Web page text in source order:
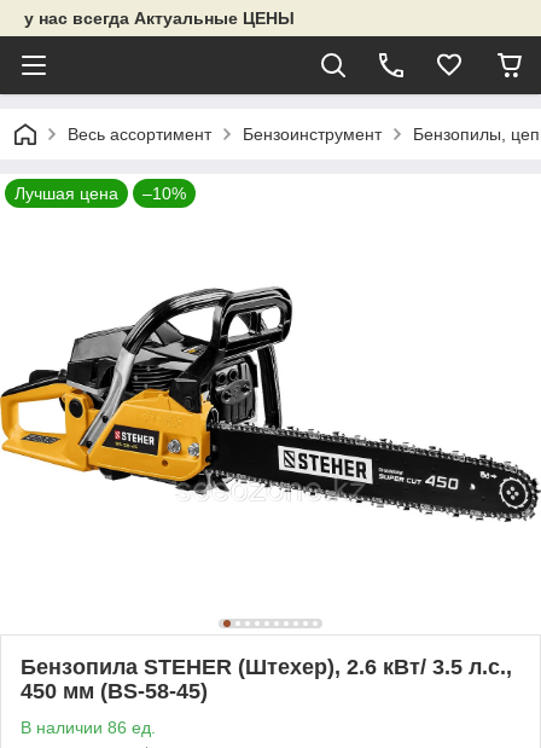
у нас всегда Актуальные ЦЕНЫ
Весь ассортимент Бензоинструмент Бензопилы,
Лучшая цена –10%
Бензопила STEHER (Штехер), 2.6 кВт/ 3.5 л.с.,
450 мм (BS-58-45)
В наличии 86 ед.